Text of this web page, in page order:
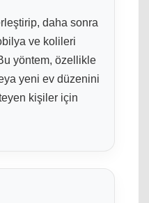
daha sonra
ve kolileri
yöntem, özellikle
yeni ev düzenini
kişiler için